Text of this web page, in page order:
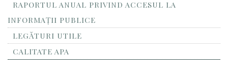
RAPORTUL ANUAL PRIVIND ACCESUL LA
INFORMAŢII PUBLICE
LEGĂTURI UTILE
CALITATE APA